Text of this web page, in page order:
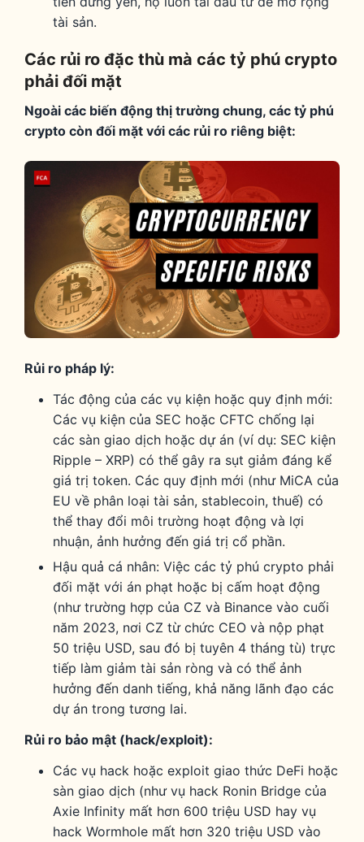
tài sản.
Các rủi ro đặc thù mà các tỷ phú crypto
phải đối mặt
Ngoài các biến động thị trường chung, các tỷ phú
crypto còn đối mặt với các rủi ro riêng biệt:
Rủi ro pháp lý:
Tác động của các vụ kiện hoặc quy định mới:
Các vụ kiện của SEC hoặc CFTC chống lại
các sàn giao dịch hoặc dự án (ví dụ: SEC kiện
Ripple – XRP) có thể gây ra sụt giảm đáng kể
giá trị token. Các quy định mới (như MiCA của
EU về phân loại tài sản, stablecoin, thuế) có
thể thay đổi môi trường hoạt động và lợi
nhuận, ảnh hưởng đến giá trị cổ phần.
Hậu quả cá nhân: Việc các tỷ phú crypto phải
đối mặt với án phạt hoặc bị cấm hoạt động
(như trường hợp của CZ và Binance vào cuối
năm 2023, nơi CZ từ chức CEO và nộp phạt
50 triệu USD, sau đó bị tuyên 4 tháng tù) trực
tiếp làm giảm tài sản ròng và có thể ảnh
hưởng đến danh tiếng, khả năng lãnh đạo các
dự án trong tương lai.
Rủi ro bảo mật (hack/exploit):
Các vụ hack hoặc exploit giao thức DeFi hoặc
sàn giao dịch (như vụ hack Ronin Bridge của
Axie Infinity mất hơn 600 triệu USD hay vụ
hack Wormhole mất hơn 320 triệu USD vào